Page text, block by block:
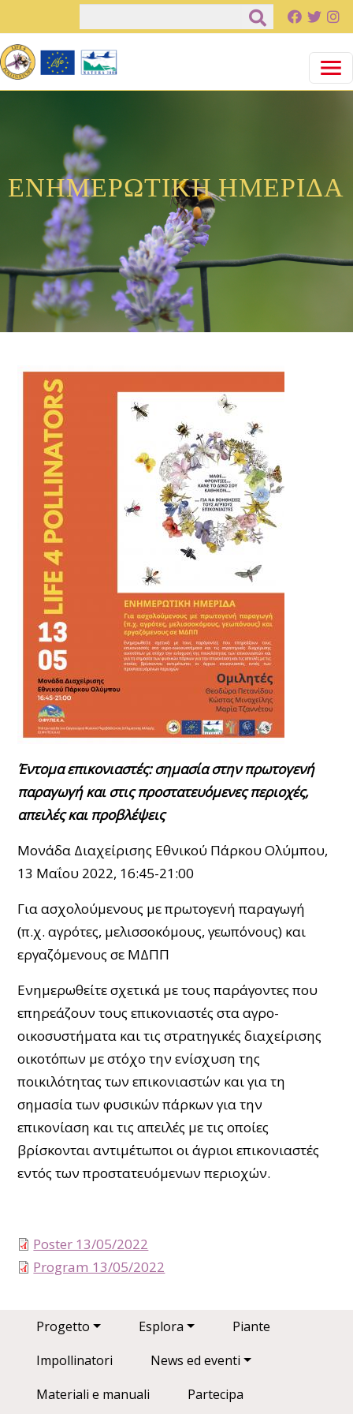
Salta al contenuto principale
ΕΝΗΜΕΡΩΤΙΚΗ ΗΜΕΡΙΔΑ
Έντομα επικονιαστές: σημασία στην πρωτογενή
παραγωγή και στις προστατευόμενες περιοχές,
απειλές και προβλέψεις
Μονάδα Διαχείρισης Εθνικού Πάρκου Ολύμπου,
13 Μαΐου 2022, 16:45-21:00
Για ασχολούμενους με πρωτογενή παραγωγή
(π.χ. αγρότες, μελισσοκόμους, γεωπόνους) και
εργαζόμενους σε ΜΔΠΠ
Ενημερωθείτε σχετικά με τους παράγοντες που
επηρεάζουν τους επικονιαστές στα αγρο-
οικοσυστήματα και τις στρατηγικές διαχείρισης
οικοτόπων με στόχο την ενίσχυση της
ποικιλότητας των επικονιαστών και για τη
σημασία των φυσικών πάρκων για την
επικονίαση και τις απειλές με τις οποίες
βρίσκονται αντιμέτωποι οι άγριοι επικονιαστές
εντός των προστατευόμενων περιοχών.
Poster 13/05/2022
Program 13/05/2022
Main navigation
Progetto Esplora
Piante
Impollinatori
News ed eventi
Materiali e manuali
Partecipa